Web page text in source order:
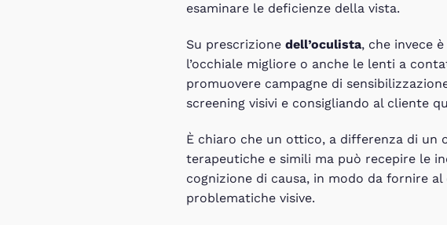
esaminare le deficienze della vista.
Su prescrizione dell’oculista, che invece
l’occhiale migliore o anche le lenti a
promuovere campagne di
screening visivi e consigliando al cliente
È chiaro che un ottico, a differenza di un
terapeutiche e simili ma può recepire le
cognizione di causa, in modo da fornire
problematiche visive.